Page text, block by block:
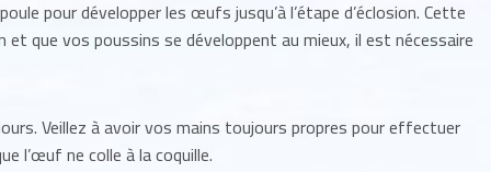
pour développer les œufs jusqu’à l’étape d’éclosion. Cette
que vos poussins se développent au mieux, il est nécessaire
Veillez à avoir vos mains toujours propres pour effectuer
l’œuf ne colle à la coquille.